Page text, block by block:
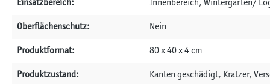
Einsatzbereich: Innenbereich, Wintergarten/
Oberflächenschutz: Nein
Produktformat: 80 x 40 x 4 cm
Produktzustand: Kanten geschädigt, Kratzer,